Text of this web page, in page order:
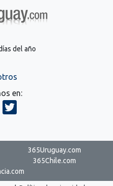
del año
en:
365Uruguay.com
365Chile.com